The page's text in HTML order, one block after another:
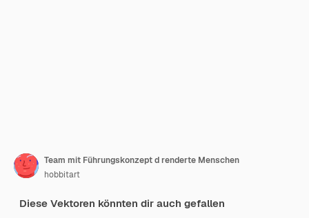
Team mit Führungskonzept d renderte Menschen
hobbitart
Diese Vektoren könnten dir auch gefallen